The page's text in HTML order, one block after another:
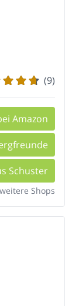
(9)
Amazon
Schuster
Shops